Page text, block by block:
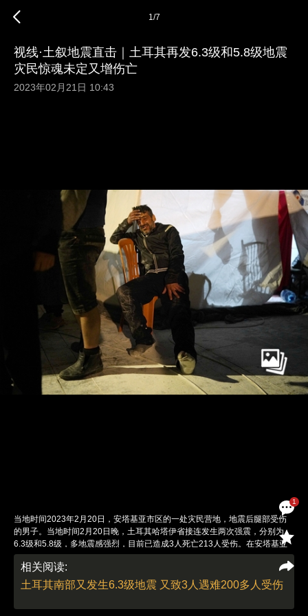
1
1/7
视线·土叙地震直击｜土耳其再发6.3级和5.8级地震
灾民惊魂未定又增伤亡
2023年02月21日 10:43
当地时间2023年2月20日，安塔基亚市区的一处灾民营地，地震后腿部受伤
的男子。当地时间2月20日晚，土耳其哈塔伊省接连发生两次强震，分别为
6.3级和5.8级，多地震感强烈，目前已造成3人死亡213人受伤。在安塔基亚
市区，一些此前在强震中损毁严重的建筑物发生坍塌，灾民惊魂未定，哭喊着
寻找亲人。图：财新 丁刚 发自土耳其安塔基亚
责任编辑：李泊静 | 版面编辑：李泊静
相关阅读:
土耳其南部又发生6.3级地震 又致3人遇难200多人受伤